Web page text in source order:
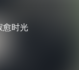
愈时光